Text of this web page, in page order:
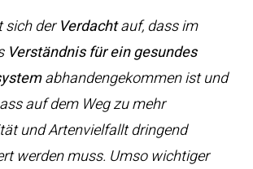
sich derVerdachtauf, dass im
Verständnis für ein gesundes
abhandengekommen ist und
auf dem Weg zu mehr
und Artenvielfallt dringend
werden muss. Umso wichtiger